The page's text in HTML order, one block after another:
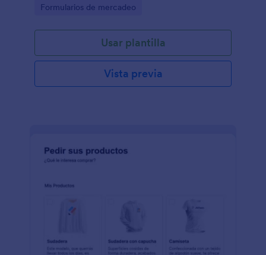
Go to Category:
Formularios de mercadeo
Usar plantilla
Vista previa